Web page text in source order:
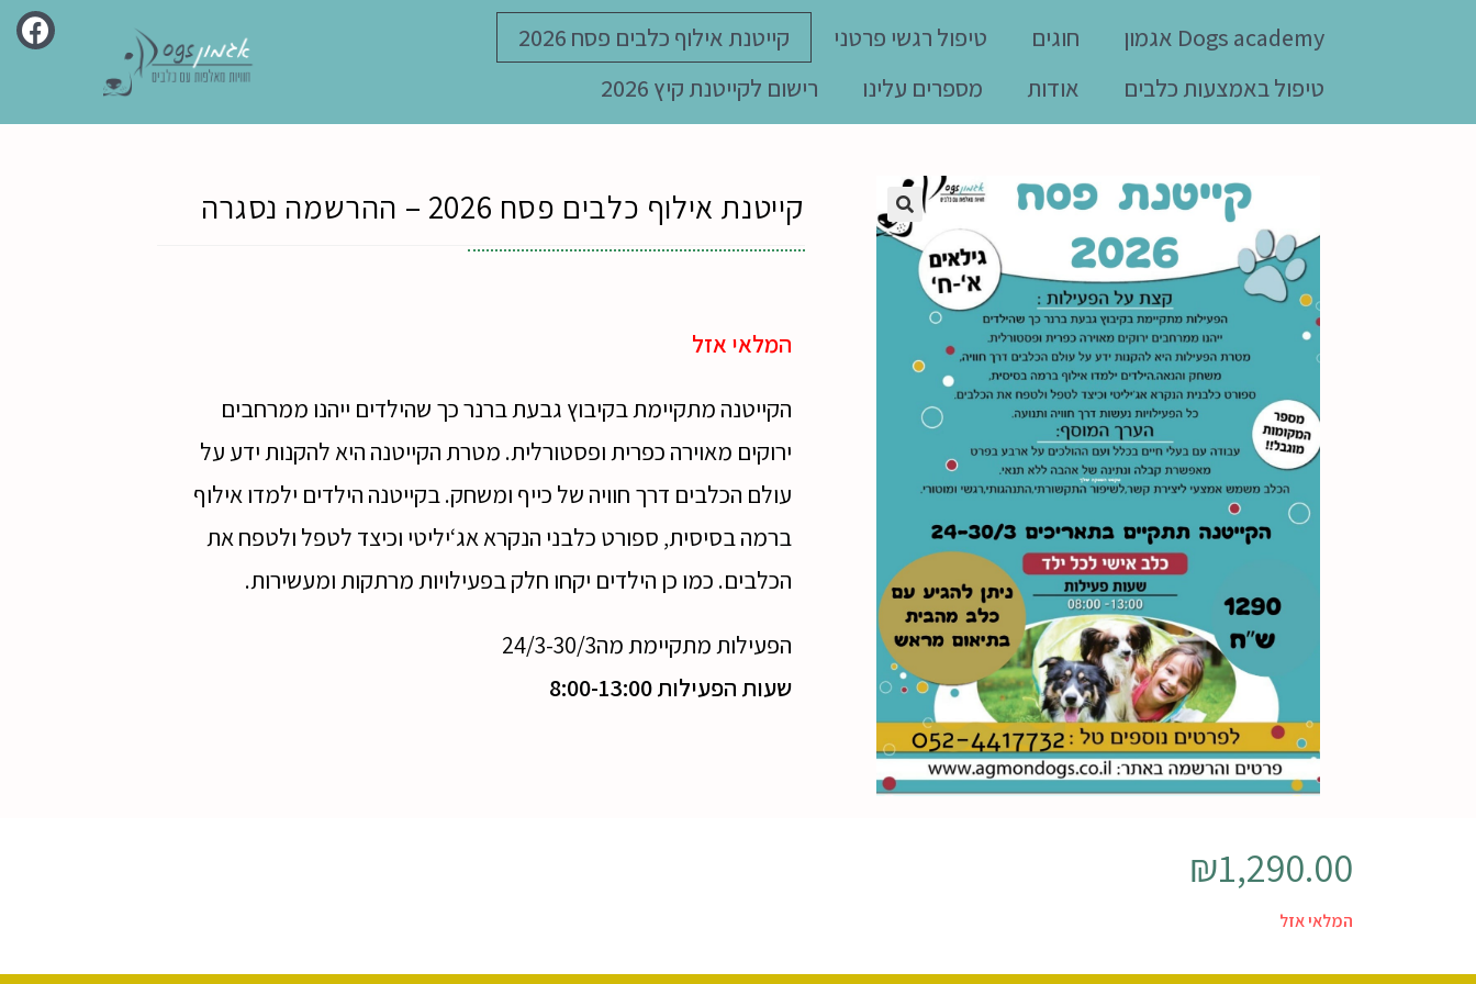
Dogs academy אגמון חוגים טיפול רגשי פרטני
קייטנת אילוף כלבים פסח 2026
טיפול באמצעות כלבים
אודות מספרים עלינו רישום לקייטנת קיץ 2026
קייטנת אילוף כלבים פסח 2026 – ההרשמה נסגרה
המלאי אזל
הקייטנה מתקיימת בקיבוץ גבעת ברנר כך שהילדים ייהנו ממרחבים
ירוקים מאוירה כפרית ופסטורלית. מטרת הקייטנה היא להקנות ידע על
עולם הכלבים דרך חוויה של כייף ומשחק. בקייטנה הילדים ילמדו אילוף
ברמה בסיסית, ספורט כלבני הנקרא אג‘יליטי וכיצד לטפל ולטפח את
הכלבים. כמו כן הילדים יקחו חלק בפעילויות מרתקות ומעשירות.
הפעילות מתקיימת מה24/3-30/3
שעות הפעילות 8:00-13:00
₪1,290.00
המלאי אזל